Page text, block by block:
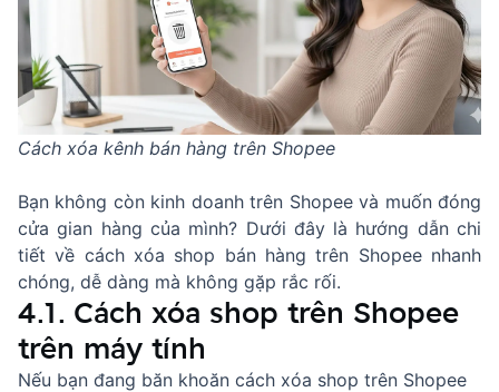
Cách xóa kênh bán hàng trên Shopee
Bạn không còn kinh doanh trên Shopee và muốn đóng
cửa gian hàng của mình? Dưới đây là hướng dẫn chi
tiết về cách xóa shop bán hàng trên Shopee nhanh
chóng, dễ dàng mà không gặp rắc rối.
4.1. Cách xóa shop trên Shopee
trên máy tính
Nếu bạn đang băn khoăn cách xóa shop trên Shopee